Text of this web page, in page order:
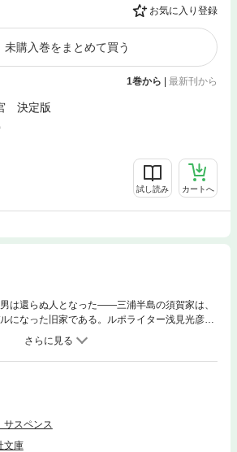
お気に入り登録
未購入巻をまとめて買う
1巻から | 最新刊から
決定版
試し読み カートへ
は還らぬ人となった――三浦半島の須賀家は、
になった旧家である。ルポライター浅見光彦が
取材をした数日後、当主の須賀老人が石川県
て発見される。遺された「金沢へ行く」の言葉
老人の足跡は意外な場所で途切れていた。やが
著者自作解説を再録、山前譲氏の解説を新た
サスペンス
文庫